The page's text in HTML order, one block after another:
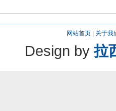
网站首页| 关于我
Design by拉